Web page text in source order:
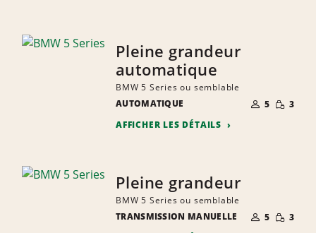
Pleine grandeur
automatique
BMW 5 Series ou semblable
AUTOMATIQUE
NOMBRE DE
PERSONNES
5 RÉDUITE
3
AFFICHER LES DÉTAILS
Pleine grandeur
BMW 5 Series ou semblable
TRANSMISSION MANUELLE
NOMBRE DE
PERSONNES
5 RÉDUITE
3